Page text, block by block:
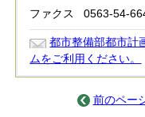
ファクス
0563-54-
都市整備部都市計
ムをご利用ください。
前のペー